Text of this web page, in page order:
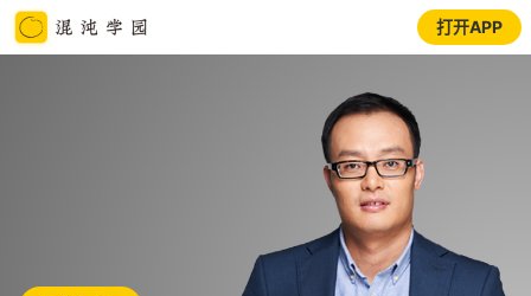
打开APP